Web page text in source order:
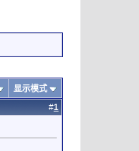
显示模式
#1